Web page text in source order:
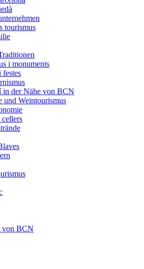
tourismus
i monuments
festes
in der Nähe von BCN
und Weintourismus
von BCN